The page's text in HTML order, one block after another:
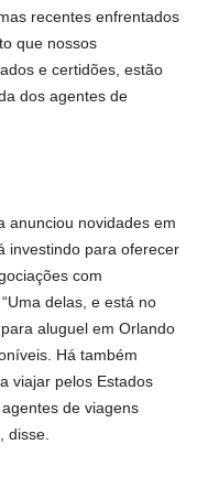
recentes enfrentados
que nossos
e certidões, estão
dos agentes de
anunciou novidades em
investindo para oferecer
com
delas, e está no
aluguel em Orlando
Há também
viajar pelos Estados
de viagens
disse.